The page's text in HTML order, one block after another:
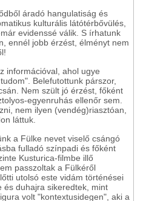
áradó hangulatiság és
kulturális látótérbővülés,
evidenssé válik. S írhatunk
ennél jobb érzést, élményt nem
információval, ahol ugye
Belefutottunk párszor,
Nem szült jó érzést, főként
egyenruhás ellenőr sem.
nem ilyen (vendég)riasztóan,
láttuk.
a Fülke nevet viselő csángó
fulladó színpadi és főként
Kusturica-filmbe illő
passzoltak a Fülkéről
utolsó este vidám történései
és duhajra sikeredtek, mint
volt "kontextusidegen", aki a